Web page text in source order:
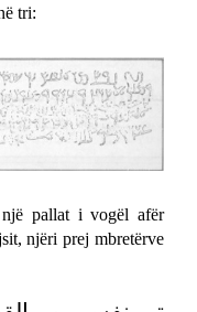
tri:
një pallat i vogël afër
njëri prej mbretërve